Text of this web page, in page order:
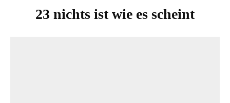
23 nichts ist wie es scheint